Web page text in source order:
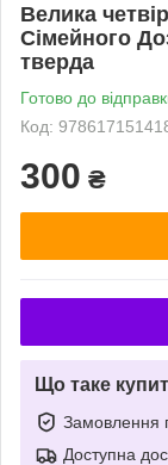
Велика
Сімейного
тверда
Готово до
Код:
300 ₴
Що таке
Замовлення
Доступна